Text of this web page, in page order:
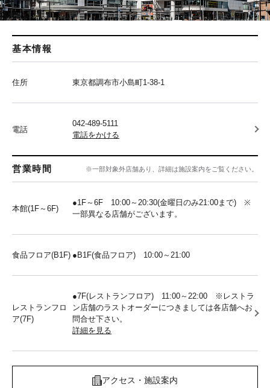
基本情報
住所 東京都調布市小島町1-38-1
電話
042-489-5111
電話をかける
営業時間 ※一部対象外店舗あり、詳細は施設案内をご覧ください。
本館(1F～6F)
●1F～6F 10:00～20:30(金曜日のみ21:00まで) ※
一部異なる店舗がございます。
食品フロア(B1F) ●B1F(食品フロア) 10:00～21:00
レストランフロ
ア(7F)
●7F(レストランフロア) 11:00～22:00 ※レストラ
ン店舗のラストオーダーにつきましては各店舗へお
問合せ下さい。
詳細を見る
アクセス・施設案内